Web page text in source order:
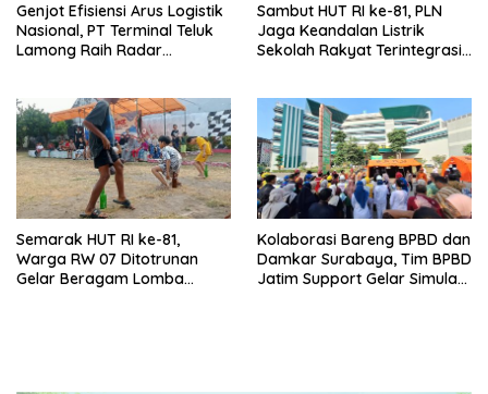
Genjot Efisiensi Arus Logistik
Nasional, PT Terminal Teluk
Lamong Raih Radar
Sambut HUT RI ke-81, PLN
Jaga Keandalan Listrik
Sekolah Rakyat Terintegrasi 1
Semarak HUT RI ke-81,
Warga RW 07 Ditotrunan
Gelar Beragam Lomba
Kolaborasi Bareng BPBD dan
Damkar Surabaya, Tim BPBD
Jatim Support Gelar Simulasi